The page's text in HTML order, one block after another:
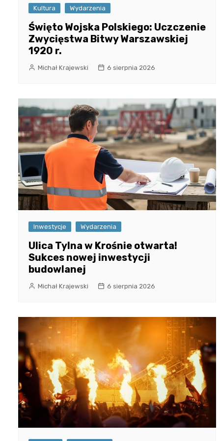
Kultura Wydarzenia
Święto Wojska Polskiego: Uczczenie
Zwycięstwa Bitwy Warszawskiej
1920 r.
Michał Krajewski 6 sierpnia 2026
Inwestycje Wydarzenia
Ulica Tylna w Krośnie otwarta!
Sukces nowej inwestycji
budowlanej
Michał Krajewski 6 sierpnia 2026